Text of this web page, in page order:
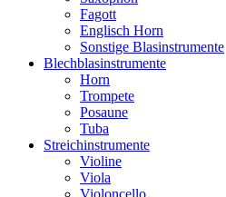
Fagott
Englisch Horn
Sonstige Blasinstrumente
Blechblasinstrumente
Horn
Trompete
Posaune
Tuba
Streichinstrumente
Violine
Viola
Violoncello